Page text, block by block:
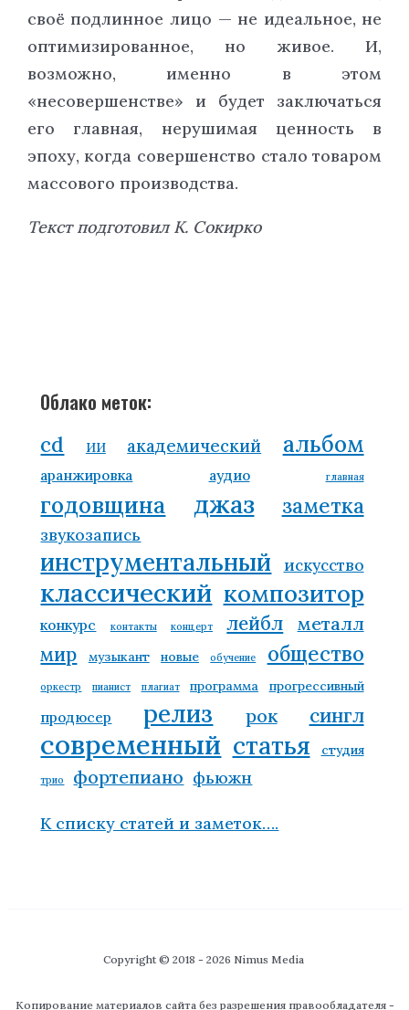
своё подлинное лицо — не идеальное, не
оптимизированное, но живое. И,
возможно, именно в этом
«несовершенстве» и будет заключаться
его главная, нерушимая ценность в
эпоху, когда совершенство стало товаром
массового производства.
Текст подготовил К. Сокирко
Облако меток:
cd ИИ академический альбом
аранжировка аудио главная
годовщина джаз заметка
звукозапись
инструментальный искусство
классический композитор
конкурс контакты концерт лейбл металл
мир музыкант новые обучение общество
оркестр пианист плагиат программа прогрессивный
продюсер релиз рок сингл
современный статья студия
трио фортепиано фьюжн
К списку статей и заметок….
Copyright © 2018 - 2026 Nimus Media
Копирование материалов сайта без разрешения правообладателя -